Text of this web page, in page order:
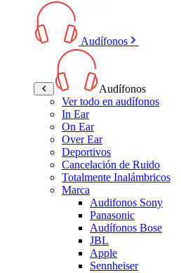
Audífonos
Audífonos
Ver todo en audífonos
In Ear
On Ear
Over Ear
Deportivos
Cancelación de Ruido
Totalmente Inalámbricos
Marca
Audifonos Sony
Panasonic
Audífonos Bose
JBL
Apple
Sennheiser